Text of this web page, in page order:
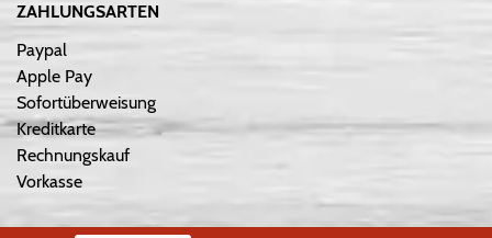
ZAHLUNGSARTEN
Paypal
Apple Pay
Sofortüberweisung
Kreditkarte
Rechnungskauf
Vorkasse